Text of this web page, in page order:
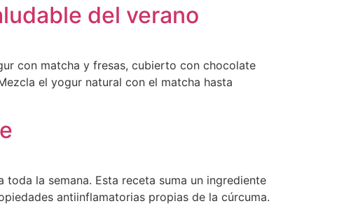
del verano
con matcha y fresas, cubierto con chocolate
el yogur natural con el matcha hasta
la semana. Esta receta suma un ingrediente
antiinflamatorias propias de la cúrcuma.